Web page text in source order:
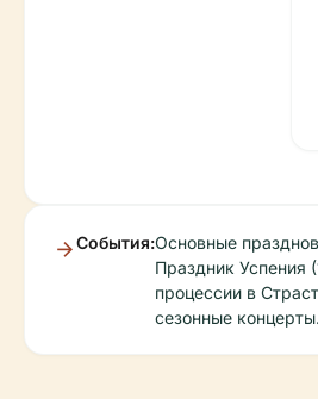
События:Основные
Праздник Успения
процессии в
сезонные концерты.